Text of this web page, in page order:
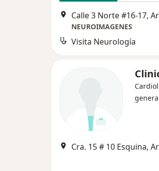
Calle 3 Norte #16-17,
NEUROIMAGENES
Visita Neurología
Cra. 15 # 10 Esquina,